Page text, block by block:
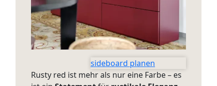
sideboard planen
Rusty red ist mehr als nur eine Farbe – es